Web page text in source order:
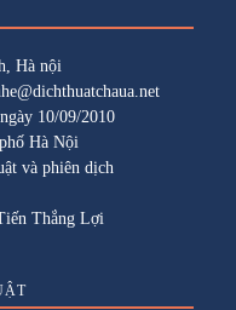
Hà nội
10/09/2010
Hà Nội
và phiên dịch
Thắng Lợi